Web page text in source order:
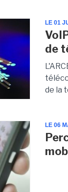
LE 01
de
de la
LE 06